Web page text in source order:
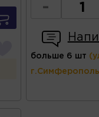
-
больше 6 шт